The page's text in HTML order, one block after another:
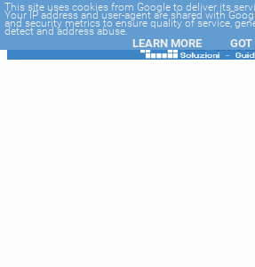
-->
This site uses cookies from Google to deliver its
Your IP address and user-agent are shared with
and security metrics to ensure quality of service,
detect and address abuse.
LEARN MORE